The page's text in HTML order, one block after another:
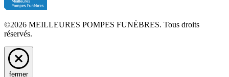
©2026 MEILLEURES POMPES FUNÈBRES. Tous droits
réservés.
fermer